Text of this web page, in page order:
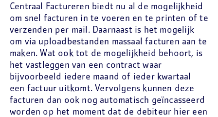
Centraal Factureren biedt nu al de mogelijkheid
om snel facturen in te voeren en te printen of te
verzenden per mail. Daarnaast is het mogelijk
om via uploadbestanden massaal facturen aan te
maken. Wat ook tot de mogelijkheid behoort, is
het vastleggen van een contract waar
bijvoorbeeld iedere maand of ieder kwartaal
een factuur uitkomt. Vervolgens kunnen deze
facturen dan ook nog automatisch geïncasseerd
worden op het moment dat de debiteur hier een